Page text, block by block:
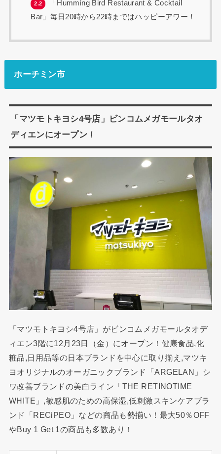
2.2
「Humming Bird Restaurant & Cocktail
Bar」毎日20時から22時まではハッピーアワー！
ホーチミン市
「マツモトキヨシ4号店」ビンコムメガモールタオ
ディエンにオープン！
「マツモトキヨシ4号店」がビンコムメガモールタオデ
ィエン3階に12月23日（金）にオープン！健康食品,化
粧品,日用品等の日本ブランドを中心に取り揃え,マツキ
ヨオリジナルのオーガニックブランド「ARGELAN」シ
ワ改善ブランドの美白ライン「THE RETINOTIME
WHITE」,敏感肌のための高保湿,低刺激スキンケアブラ
ンド「RECiPEO」などの商品も勢揃い！最大50％OFF
やBuy 1 Get 1の商品も多数あり！